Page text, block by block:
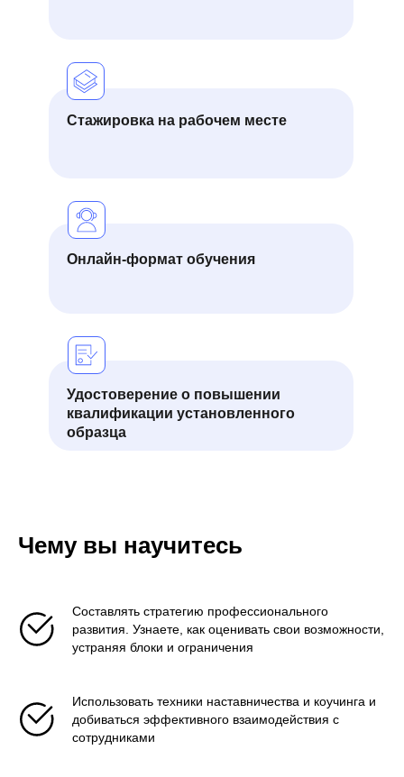
Удостоверение о повышении
квалификации установленного
образца
Стажировка на рабочем месте
Онлайн-формат обучения
Чему вы научитесь
Составлять стратегию профессионального
развития. Узнаете, как оценивать свои возможности,
устраняя блоки и ограничения
Использовать техники наставничества и коучинга и
добиваться эффективного взаимодействия с
сотрудниками